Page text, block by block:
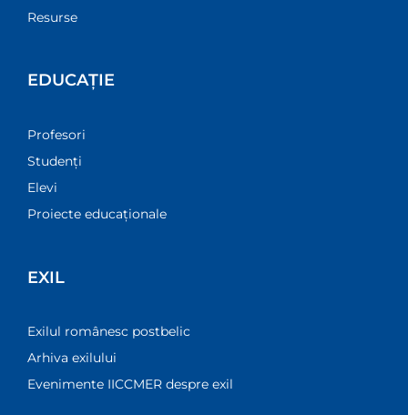
Resurse
EDUCAȚIE
Profesori
Studenți
Elevi
Proiecte educaționale
EXIL
Exilul românesc postbelic
Arhiva exilului
Evenimente IICCMER despre exil